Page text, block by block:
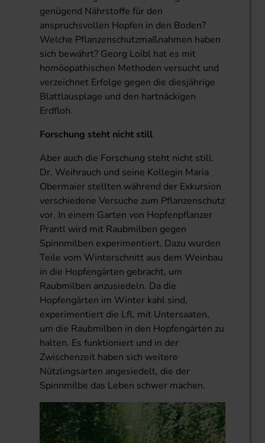
genügend Nährstoffe für den
anspruchsvollen Hopfen in den Boden?
Welche Pflanzenschutzmaßnahmen haben
sich bewährt? Georg Loibl hat es mit
homöopathischen Methoden versucht und
verzeichnet Erfolge gegen die diesjährige
Blattlausplage und den hartnäckigen
Erdfloh.
Forschung steht nicht still
Aber auch die Forschung steht nicht still.
Dr. Weihrauch und seine Kollegin Maria
Obermaier stellten während der Exkursion
verschiedene Versuche zum Pflanzenschutz
vor. In einem Garten von Hopfenpflanzer
Prantl wird mit Raubmilben gegen
Spinnmilben experimentiert. Dazu wurden
Teile vom Winterschnitt aus dem Weinbau
in die Hopfengärten gebracht, um
Raubmilben anzusiedeln. Da die
Hopfengärten im Winter kahl sind,
experimentiert die LfL mit Untersaaten,
um die Raubmilben in den Hopfengärten zu
halten. Es funktioniert und in der
Zwischenzeit haben sich weitere
Nützlingsarten angesiedelt, die der
Spinnmilbe das Leben schwer machen.